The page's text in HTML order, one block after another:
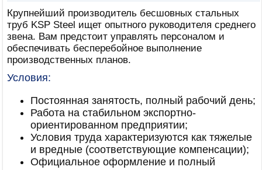
Крупнейший производитель бесшовных стальных
труб KSP Steel ищет опытного руководителя среднего
звена. Вам предстоит управлять персоналом и
обеспечивать бесперебойное выполнение
производственных планов.
Условия:
Постоянная занятость, полный рабочий день;
Работа на стабильном экспортно-
ориентированном предприятии;
Условия труда характеризуются как тяжелые
и вредные (соответствующие компенсации);
Официальное оформление и полный